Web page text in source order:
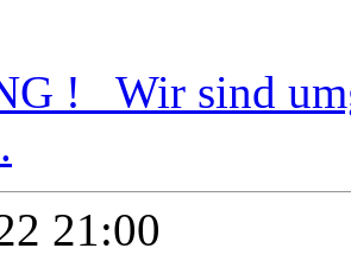
! Wir sind
21:00